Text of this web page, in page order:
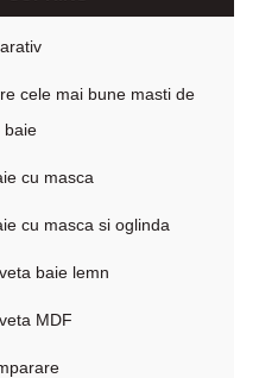
cele mai bune masti de
baie
cu masca
cu masca si oglinda
baie lemn
MDF